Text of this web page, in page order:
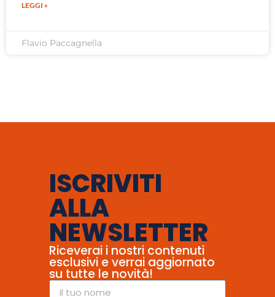
LEGGI »
Flavio Paccagnella
ISCRIVITI
ALLA
NEWSLETTER
Riceverai i nostri contenuti
esclusivi e verrai aggiornato
su tutte le novità!